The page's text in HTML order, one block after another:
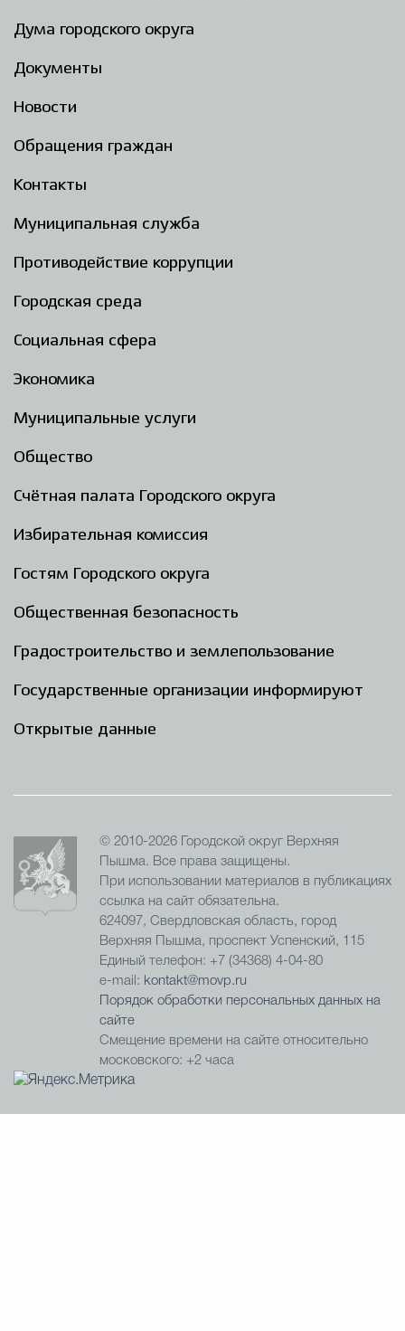
Дума городского округа
Документы
Новости
Обращения граждан
Контакты
Муниципальная служба
Противодействие коррупции
Городская среда
Социальная сфера
Экономика
Муниципальные услуги
Общество
Счётная палата Городского округа
Избирательная комиссия
Гостям Городского округа
Общественная безопасность
Градостроительство и землепользование
Государственные организации информируют
Открытые данные
© 2010-2026 Городской округ Верхняя
Пышма. Все права защищены.
При использовании материалов в публикациях
ссылка на сайт обязательна.
624097, Свердловская область, город
Верхняя Пышма, проспект Успенский, 115
Единый телефон: +7 (34368) 4-04-80
e-mail: kontakt@movp.ru
Порядок обработки персональных данных на
сайте
Смещение времени на сайте относительно
московского: +2 часа